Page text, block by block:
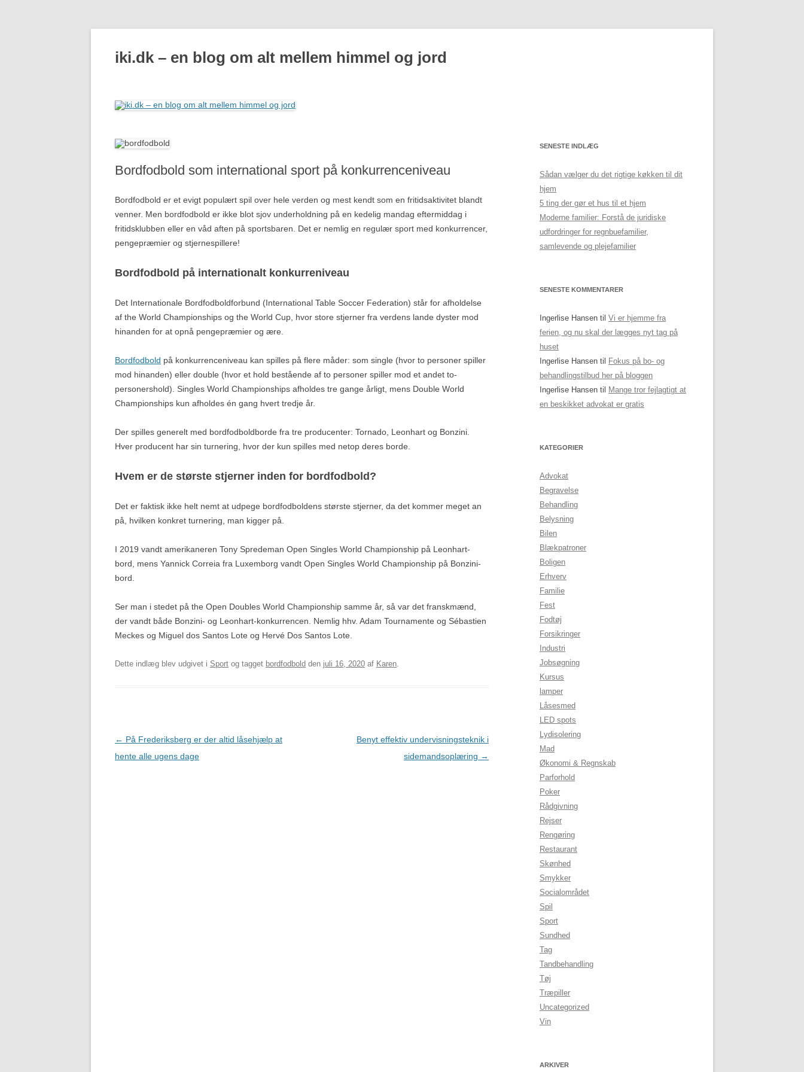
iki.dk – en blog om alt mellem himmel og jord
Bordfodbold som international sport på konkurrenceniveau
Bordfodbold er et evigt populært spil over hele verden og mest kendt som en fritidsaktivitet blandt
venner. Men bordfodbold er ikke blot sjov underholdning på en kedelig mandag eftermiddag i
fritidsklubben eller en våd aften på sportsbaren. Det er nemlig en regulær sport med konkurrencer,
pengepræmier og stjernespillere!
Bordfodbold på internationalt konkurreniveau
Det Internationale Bordfodboldforbund (International Table Soccer Federation) står for afholdelse
af the World Championships og the World Cup, hvor store stjerner fra verdens lande dyster mod
hinanden for at opnå pengepræmier og ære.
Bordfodbold på konkurrenceniveau kan spilles på flere måder: som single (hvor to personer spiller
mod hinanden) eller double (hvor et hold bestående af to personer spiller mod et andet to-
personershold). Singles World Championships afholdes tre gange årligt, mens Double World
Championships kun afholdes én gang hvert tredje år.
Der spilles generelt med bordfodboldborde fra tre producenter: Tornado, Leonhart og Bonzini.
Hver producent har sin turnering, hvor der kun spilles med netop deres borde.
Hvem er de største stjerner inden for bordfodbold?
Det er faktisk ikke helt nemt at udpege bordfodboldens største stjerner, da det kommer meget an
på, hvilken konkret turnering, man kigger på.
I 2019 vandt amerikaneren Tony Spredeman Open Singles World Championship på Leonhart-
bord, mens Yannick Correia fra Luxemborg vandt Open Singles World Championship på Bonzini-
bord.
Ser man i stedet på the Open Doubles World Championship samme år, så var det franskmænd,
der vandt både Bonzini- og Leonhart-konkurrencen. Nemlig hhv. Adam Tournamente og Sébastien
Meckes og Miguel dos Santos Lote og Hervé Dos Santos Lote.
Dette indlæg blev udgivet i Sport og tagget bordfodbold den juli 16, 2020 af Karen.
Indlægsnavigation
← På Frederiksberg er der altid låsehjælp at
hente alle ugens dage
Benyt effektiv undervisningsteknik i
sidemandsoplæring →
SENESTE INDLÆG
Sådan vælger du det rigtige køkken til dit
hjem
5 ting der gør et hus til et hjem
Moderne familier: Forstå de juridiske
udfordringer for regnbuefamilier,
samlevende og plejefamilier
SENESTE KOMMENTARER
Ingerlise Hansen til Vi er hjemme fra
ferien, og nu skal der lægges nyt tag på
huset
Ingerlise Hansen til
Fokus på bo- og
behandlingstilbud her på bloggen
Ingerlise Hansen til
Mange tror fejlagtigt at
en beskikket advokat er gratis
KATEGORIER
Advokat
Begravelse
Behandling
Belysning
Bilen
Blækpatroner
Boligen
Erhverv
Familie
Fest
Fodtøj
Forsikringer
Industri
Jobsøgning
Kursus
lamper
Låsesmed
LED spots
Lydisolering
Mad
Økonomi & Regnskab
Parforhold
Poker
Rådgivning
Rejser
Rengøring
Restaurant
Skønhed
Smykker
Socialområdet
Spil
Sport
Sundhed
Tag
Tandbehandling
Tøj
Træpiller
Uncategorized
Vin
ARKIVER